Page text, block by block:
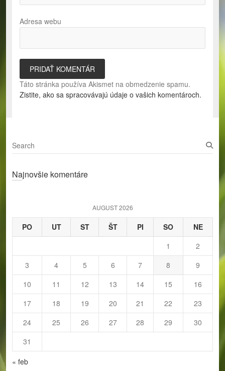
Adresa webu
Táto stránka používa Akismet na obmedzenie spamu.
Zistite, ako sa spracovávajú údaje o vašich komentároch.
S
e
rNajnovšie komentáre
AUGUST 2026
PO UT ST ŠT PI SO
NE
1
2
3
4 5 6 7 8
9
10
11 12 13 14 15
16
17
18 19 20 21 22
23
24
25 26 27 28 29
30
31
« feb